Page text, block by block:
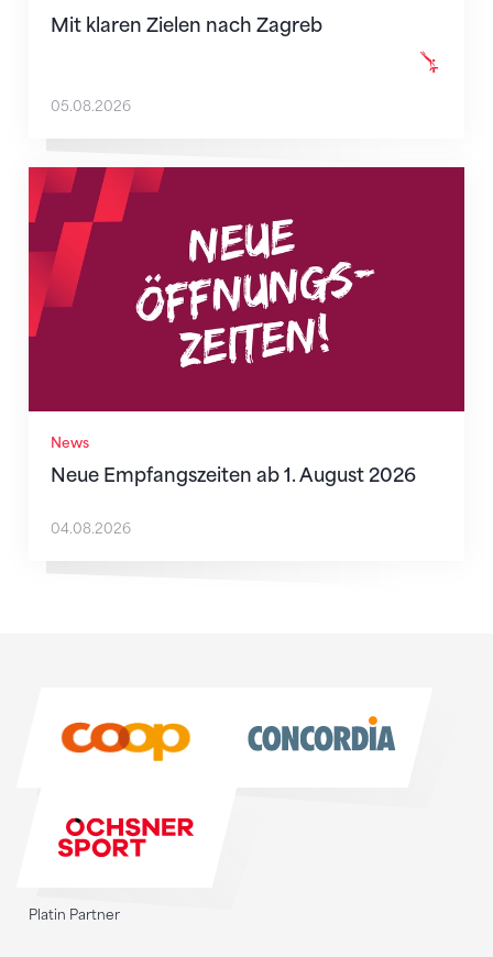
Mit klaren Zielen nach Zagreb
05.08.2026
News
Neue Empfangszeiten ab 1. August 2026
Neue Empfangszeiten ab 1. August 2026
04.08.2026
Platin Partner